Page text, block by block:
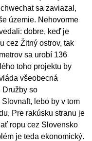
sa zaviazal,
územie. Nehovorme
dobre, keď je
cez Žitný ostrov, tak
sa urobí 136
toho projektu by
všeobecná
Družby so
lebo by v tom
Pre rakúsku stranu je
ropu cez Slovensko
je teda ekonomický.